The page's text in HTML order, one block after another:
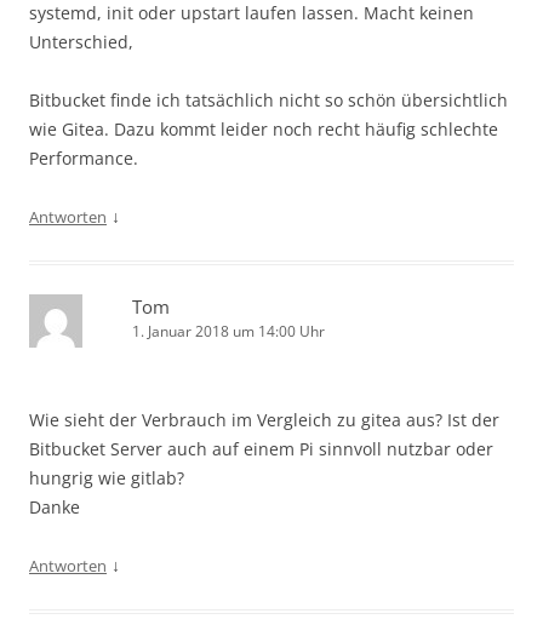
systemd, init oder upstart laufen lassen. Macht keinen
Unterschied,
Bitbucket finde ich tatsächlich nicht so schön übersichtlich
wie Gitea. Dazu kommt leider noch recht häufig schlechte
Performance.
Antworten ↓
Tom
1. Januar 2018 um 14:00 Uhr
Wie sieht der Verbrauch im Vergleich zu gitea aus? Ist der
Bitbucket Server auch auf einem Pi sinnvoll nutzbar oder
hungrig wie gitlab?
Danke
Antworten ↓